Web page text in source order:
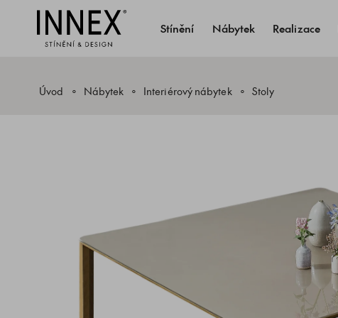
Stínění Nábytek Realizace
Úvod Nábytek Interiérový nábytek Stoly